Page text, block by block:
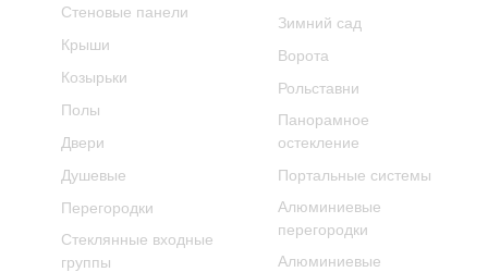
Стеновые панели
Крыши
Козырьки
Полы
Двери
Душевые
Перегородки
Стеклянные входные
группы
Зимний сад
Ворота
Рольставни
Панорамное
остекление
Портальные системы
Алюминиевые
перегородки
Алюминиевые